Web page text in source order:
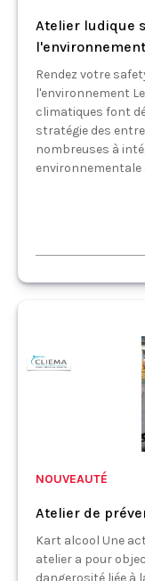
Atelier ludique
Rendez votre
l'environnement
climatiques font
stratégie des
nombreuses à
environnementale
NOUVEAUTÉ
Atelier de
Kart alcool Une
atelier a pour
dangerosité liée à